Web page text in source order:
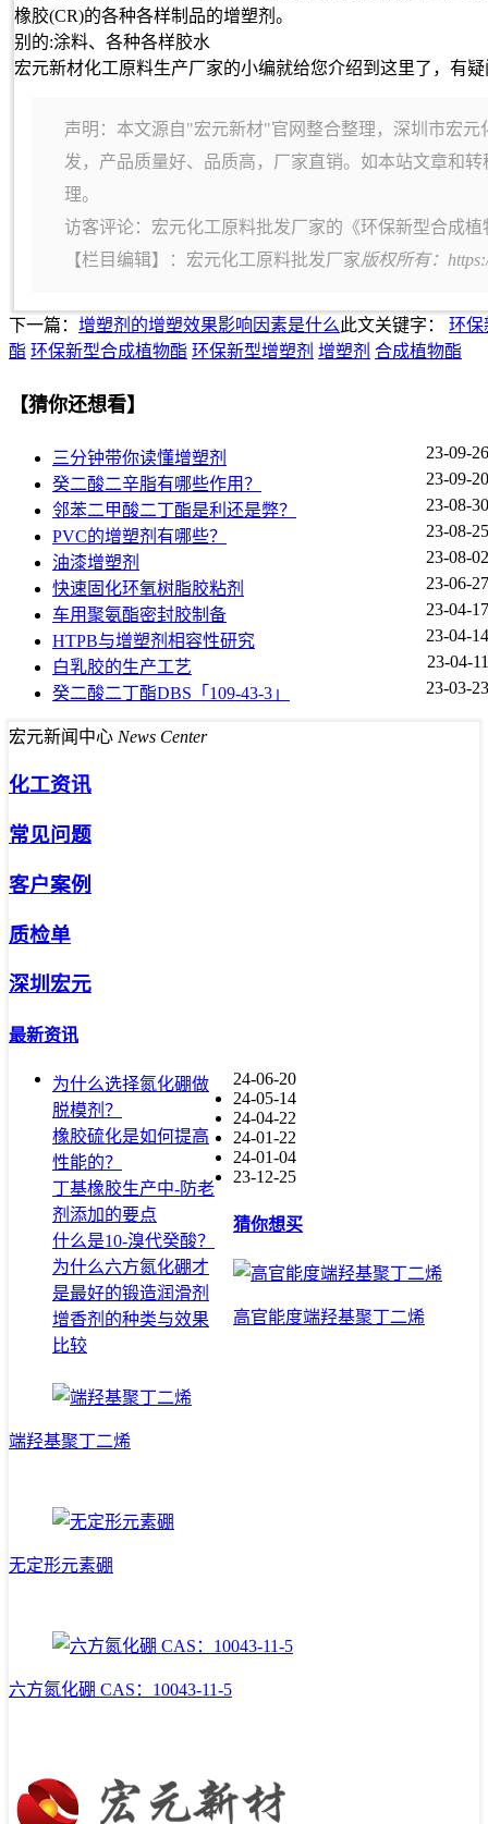
橡胶(CR)的各种各样制品的增塑剂。
别的:涂料、各种各样胶水
宏元新材化工原料生产厂家的小编就给您介绍到这里了，有
声明：本文源自"宏元新材"官网整合整理，深圳市宏
发，产品质量好、品质高，厂家直销。如本站文章和
理。
访客评论：宏元化工原料批发厂家的《环保新型合成
【栏目编辑】： 宏元化工原料批发厂家版权所有：
下一篇： 增塑剂的增塑效果影响因素是什么此文关键字：
环保
酯 环保新型合成植物酯 环保新型增塑剂 增塑剂 合成植物酯
【猜你还想看】
三分钟带你读懂增塑剂
23-09-26
癸二酸二辛脂有哪些作用？
23-09-20
邻苯二甲酸二丁酯是利还是弊？
23-08-30
PVC的增塑剂有哪些？
23-08-25
油漆增塑剂
23-08-02
快速固化环氧树脂胶粘剂
23-06-27
车用聚氨酯密封胶制备
23-04-17
HTPB与增塑剂相容性研究
23-04-14
白乳胶的生产工艺
23-04-11
癸二酸二丁酯DBS「109-43-3」
23-03-23
宏元新闻中心 News Center
化工资讯
常见问题
客户案例
质检单
深圳宏元
最新资讯
为什么选择氮化硼做
脱模剂？
24-06-20
橡胶硫化是如何提高
性能的？
24-05-14
丁基橡胶生产中-防老
剂添加的要点
24-04-22
什么是10-溴代癸酸？
24-01-22
为什么六方氮化硼才
是最好的锻造润滑剂
24-01-04
增香剂的种类与效果
比较
23-12-25
猜你想买
高官能度端羟基聚丁二烯
端羟基聚丁二烯
无定形元素硼
六方氮化硼 CAS：10043-11-5